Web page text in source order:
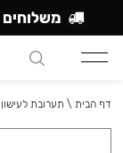
דף הבית \ תערובת לעישון
משלוחים